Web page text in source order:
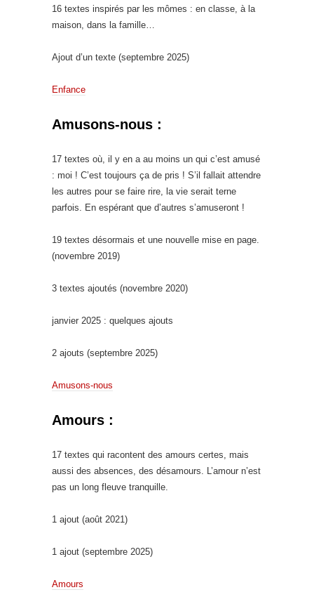
16 textes inspirés par les mômes : en classe, à la
maison, dans la famille…
Ajout d’un texte (septembre 2025)
Enfance
Amusons-nous :
17 textes où, il y en a au moins un qui c’est amusé
: moi ! C’est toujours ça de pris ! S’il fallait attendre
les autres pour se faire rire, la vie serait terne
parfois. En espérant que d’autres s’amuseront !
19 textes désormais et une nouvelle mise en page.
(novembre 2019)
3 textes ajoutés (novembre 2020)
janvier 2025 : quelques ajouts
2 ajouts (septembre 2025)
Amusons-nous
Amours :
17 textes qui racontent des amours certes, mais
aussi des absences, des désamours. L’amour n’est
pas un long fleuve tranquille.
1 ajout (août 2021)
1 ajout (septembre 2025)
Amours